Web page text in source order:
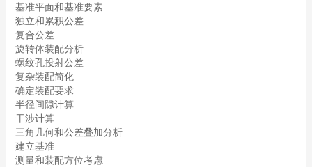
基准平面和基准要素
独立和累积公差
复合公差
旋转体装配分析
螺纹孔投射公差
复杂装配简化
确定装配要求
半径间隙计算
干涉计算
三角几何和公差叠加分析
建立基准
测量和装配方位考虑